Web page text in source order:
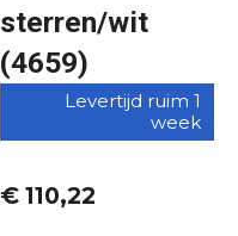
sterren/wit
(4659)
Levertijd ruim 1
week
€ 110,22